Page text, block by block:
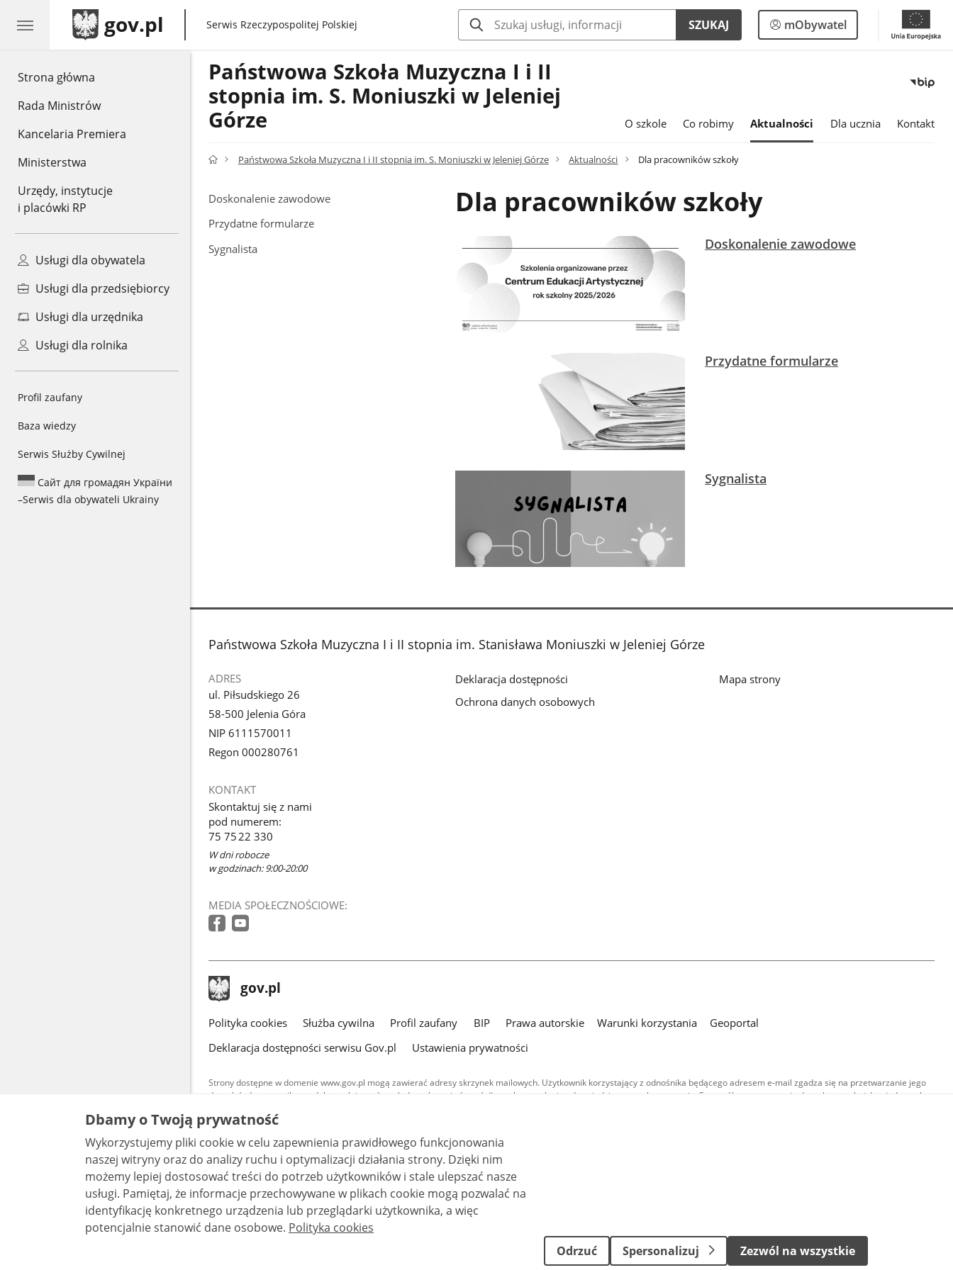
Strona główna
Rada Ministrów
Kancelaria Premiera
Ministerstwa
Urzędy, instytucje
i placówki RP
Usługi dla obywatela
Usługi dla przedsiębiorcy
Usługi dla urzędnika
Usługi dla rolnika
Profil zaufany
Baza wiedzy
Serwis Służby Cywilnej
Сайт для громадян України
–Serwis dla obywateli Ukrainy
gov.pl gov.pl
Serwis Rzeczypospolitej Polskiej SZUKAJ
Logowanie
do
mObywatel
Państwowa Szkoła Muzyczna I i II
stopnia im. S. Moniuszki w Jeleniej
Górze
O szkole Co robimy Aktualności Dla ucznia Kontakt
Państwowa Szkoła Muzyczna I i II stopnia im. S. Moniuszki w Jeleniej Górze Aktualności Dla pracowników szkoły
Doskonalenie zawodowe
Przydatne formularze
Sygnalista
Dla pracowników szkoły
Doskonalenie zawodowe
Przydatne formularze
Sygnalista
stopka
Państwowa Szkoła Muzyczna I i II stopnia im. Stanisława Moniuszki w Jeleniej Górze
ADRES
ul. Piłsudskiego 26
58-500 Jelenia Góra
NIP 6111570011
Regon 000280761
KONTAKT
Skontaktuj się z nami
pod numerem:
75 75 22 330
W dni robocze
w godzinach: 9:00-20:00
MEDIA SPOŁECZNOŚCIOWE:
Deklaracja dostępności
Ochrona danych osobowych
Mapa strony
stopka
gov.pl Strona
gov.pl
gov.pl
Polityka cookies Służba cywilna Profil zaufany BIP Prawa autorskie Warunki korzystania
Geoportal
Deklaracja dostępności serwisu Gov.pl
Ustawienia prywatności
Strony dostępne w domenie www.gov.pl mogą zawierać adresy skrzynek mailowych. Użytkownik korzystający z odnośnika będącego adresem e-mail zgadza się na przetwarzanie jego
danych (adres e-mail oraz dobrowolnie podanych danych w wiadomości) w celu przesłania odpowiedzi na przesłane pytania. Szczegóły przetwarzania danych przez każdą z jednostek
udostępniane na licencji typu Creative Commons: uznanie autorstwa - na tych samych
warunkach 4.0 (CC BY-SA 4.0). Materiały audiowizualne, w tym zdjęcia, materiały audio i wideo,
są udostępniane na licencji typu Creative Commons: uznanie autorstwa użycie niekomercyjne -
bez utworów zależnych 4.0 (CC BY-NC-ND 4.0), o ile nie jest to stwierdzone inaczej.
Dbamy o Twoją prywatność
Wykorzystujemy pliki cookie w celu zapewnienia prawidłowego funkcjonowania
naszej witryny oraz do analizy ruchu i optymalizacji działania strony. Dzięki nim
możemy lepiej dostosować treści do potrzeb użytkowników i stale ulepszać nasze
usługi. Pamiętaj, że informacje przechowywane w plikach cookie mogą pozwalać na
identyfikację konkretnego urządzenia lub przeglądarki użytkownika, a więc
potencjalnie stanowić dane osobowe. Polityka cookies
Odrzuć
Spersonalizuj Zezwól na wszystkie